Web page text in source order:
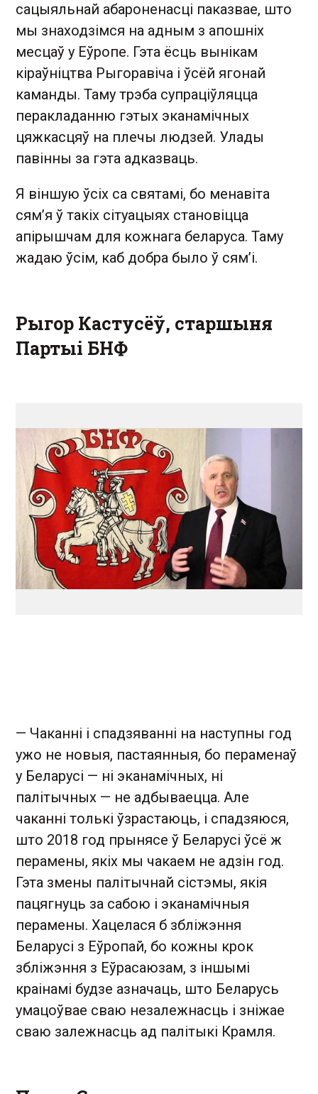
сацыяльнай абароненасці паказвае, што
мы знаходзімся на адным з апошніх
месцаў у Еўропе. Гэта ёсць вынікам
кіраўніцтва Рыгоравіча і ўсёй ягонай
каманды. Таму трэба супраціўляцца
перакладанню гэтых эканамічных
цяжкасцяў на плечы людзей. Улады
павінны за гэта адказваць.
Я віншую ўсіх са святамі, бо менавіта
сям’я ў такіх сітуацыях становіцца
апірышчам для кожнага беларуса. Таму
жадаю ўсім, каб добра было ў сям’і.
Рыгор Кастусёў, старшыня
Партыі БНФ
— Чаканні і спадзяванні на наступны год
ужо не новыя, пастаянныя, бо пераменаў
у Беларусі — ні эканамічных, ні
палітычных — не адбываецца. Але
чаканні толькі ўзрастаюць, і спадзяюся,
што 2018 год прынясе ў Беларусі ўсё ж
перамены, якіх мы чакаем не адзін год.
Гэта змены палітычнай сістэмы, якія
пацягнуць за сабою і эканамічныя
перамены. Хацелася б збліжэння
Беларусі з Еўропай, бо кожны крок
збліжэння з Еўрасаюзам, з іншымі
краінамі будзе азначаць, што Беларусь
умацоўвае сваю незалежнасць і зніжае
сваю залежнасць ад палітыкі Крамля.